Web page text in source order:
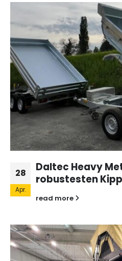
28
Apr.
Daltec Heavy
robustesten
read more